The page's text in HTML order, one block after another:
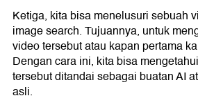
Ketiga, kita bisa menelusuri sebuah
image search. Tujuannya, untuk
video tersebut atau kapan pertama
Dengan cara ini, kita bisa
tersebut ditandai sebagai buatan AI
asli.